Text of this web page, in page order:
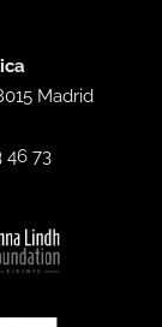
Madrid
46 73